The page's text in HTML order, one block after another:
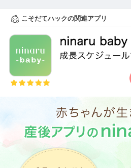
こそだてハックの関連アプリ